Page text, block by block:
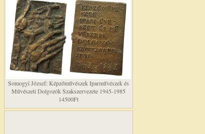
Somogyi József: Képzőművészek Iparművészek és
Művészeti Dolgozók Szakszervezete 1945-1985
14500Ft